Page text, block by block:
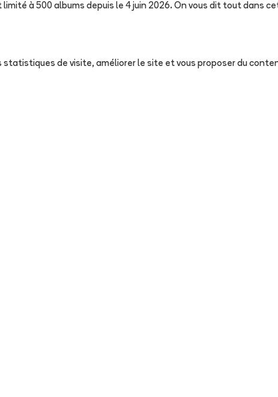
à 500 albums depuis le 4 juin 2026. On vous dit tout dans
statistiques de visite, améliorer le site et vous proposer du